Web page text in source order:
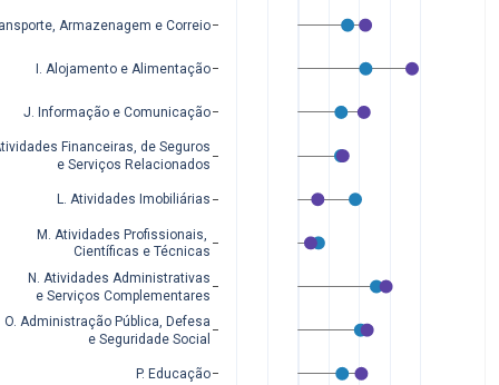
P. Educação
O. Administração Pública, Defesa
e Seguridade Social
N. Atividades Administrativas
e Serviços Complementares
M. Atividades Profissionais,
Científicas e Técnicas
L. Atividades Imobiliárias
Financeiras, de Seguros
e Serviços Relacionados
J. Informação e Comunicação
I. Alojamento e Alimentação
Armazenagem e Correio